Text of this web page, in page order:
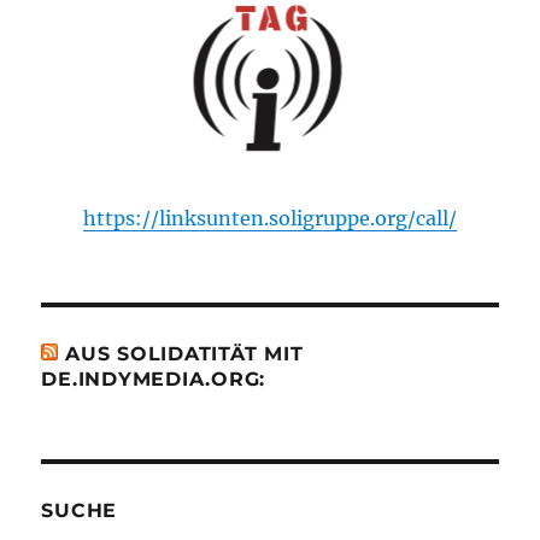
https://linksunten.soligruppe.org/call/
AUS SOLIDATITÄT MIT
DE.INDYMEDIA.ORG:
SUCHE